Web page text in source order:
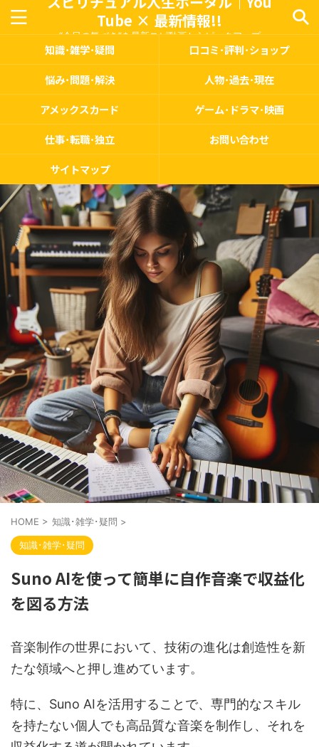
Tube × 最新情報!!
“今日の気づき”を最新スピ動画からピックアップ
知識･雑学･疑問
口コミ･評判･ショップ
悩み･問題･解決
人物･過去･現在
アメックスカード
ゲーム･ドラマ･映画
仕事･転職･独立
お問い合わせ
サイトマップ
HOME > 知識･雑学･疑問 >
知識･雑学･疑問
Suno AIを使って簡単に自作音楽で収益化
を図る方法
音楽制作の世界において、技術の進化は創造性を新
たな領域へと押し進めています。
特に、Suno AIを活用することで、専門的なスキル
を持たない個人でも高品質な音楽を制作し、それを